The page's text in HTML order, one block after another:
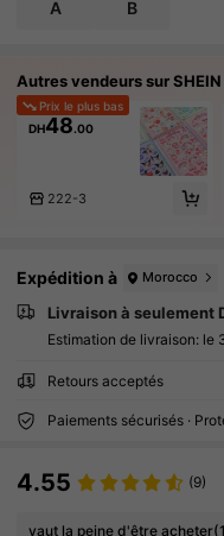
A B
Autres vendeurs sur SHEIN
Prix le plus bas
DH48.00
222-3
Expédition à Morocco
Livraison à seulement
Estimation de livraison: le
Retours acceptés
Paiements sécurisés ·
4.55 (9)
vaut la peine d'être acheter